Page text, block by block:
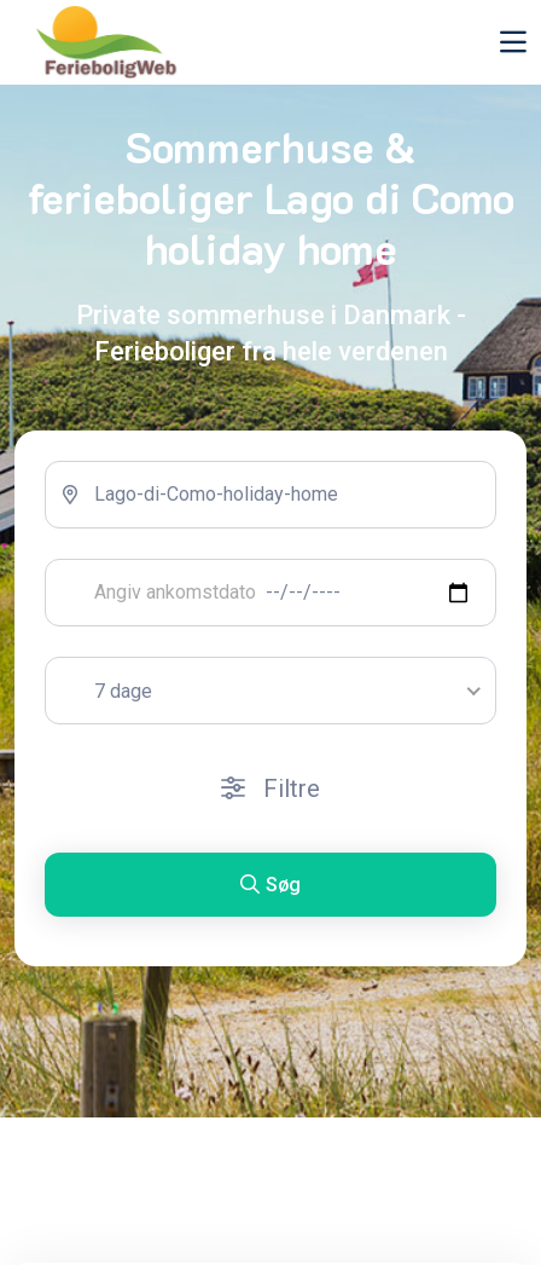
Sommerhuse &
ferieboliger Lago di Como
holiday home
Private sommerhuse i Danmark -
Ferieboliger fra hele verdenen
7 dage
Filtre
Søg